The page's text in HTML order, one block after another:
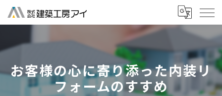
お客様の心に寄り添った内装リ
フォームのすすめ